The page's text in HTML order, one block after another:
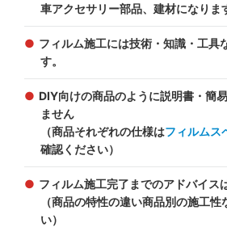
車アクセサリー部品、建材になりま
フィルム施工には技術・知識・工具
す。
DIY向けの商品のように説明書・簡
ません
（商品それぞれの仕様はフィルムス
確認ください）
フィルム施工完了までのアドバイス
（商品の特性の違い商品別の施工
い）